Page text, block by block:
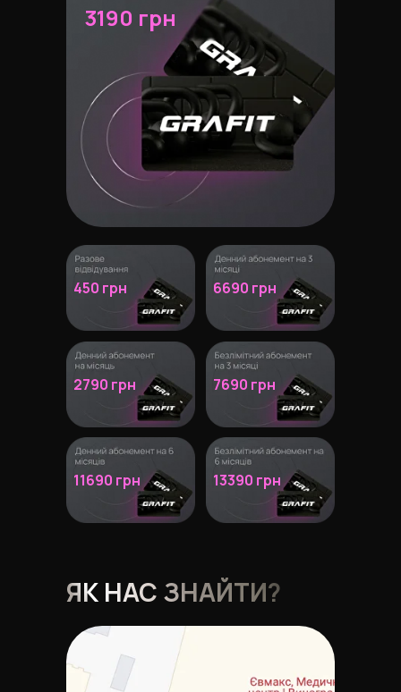
2790 грн
3190 грн
450 грн 6690 грн
11690 грн 13390 грн
7690 грн
ЯК НАС ЗНАЙТИ?